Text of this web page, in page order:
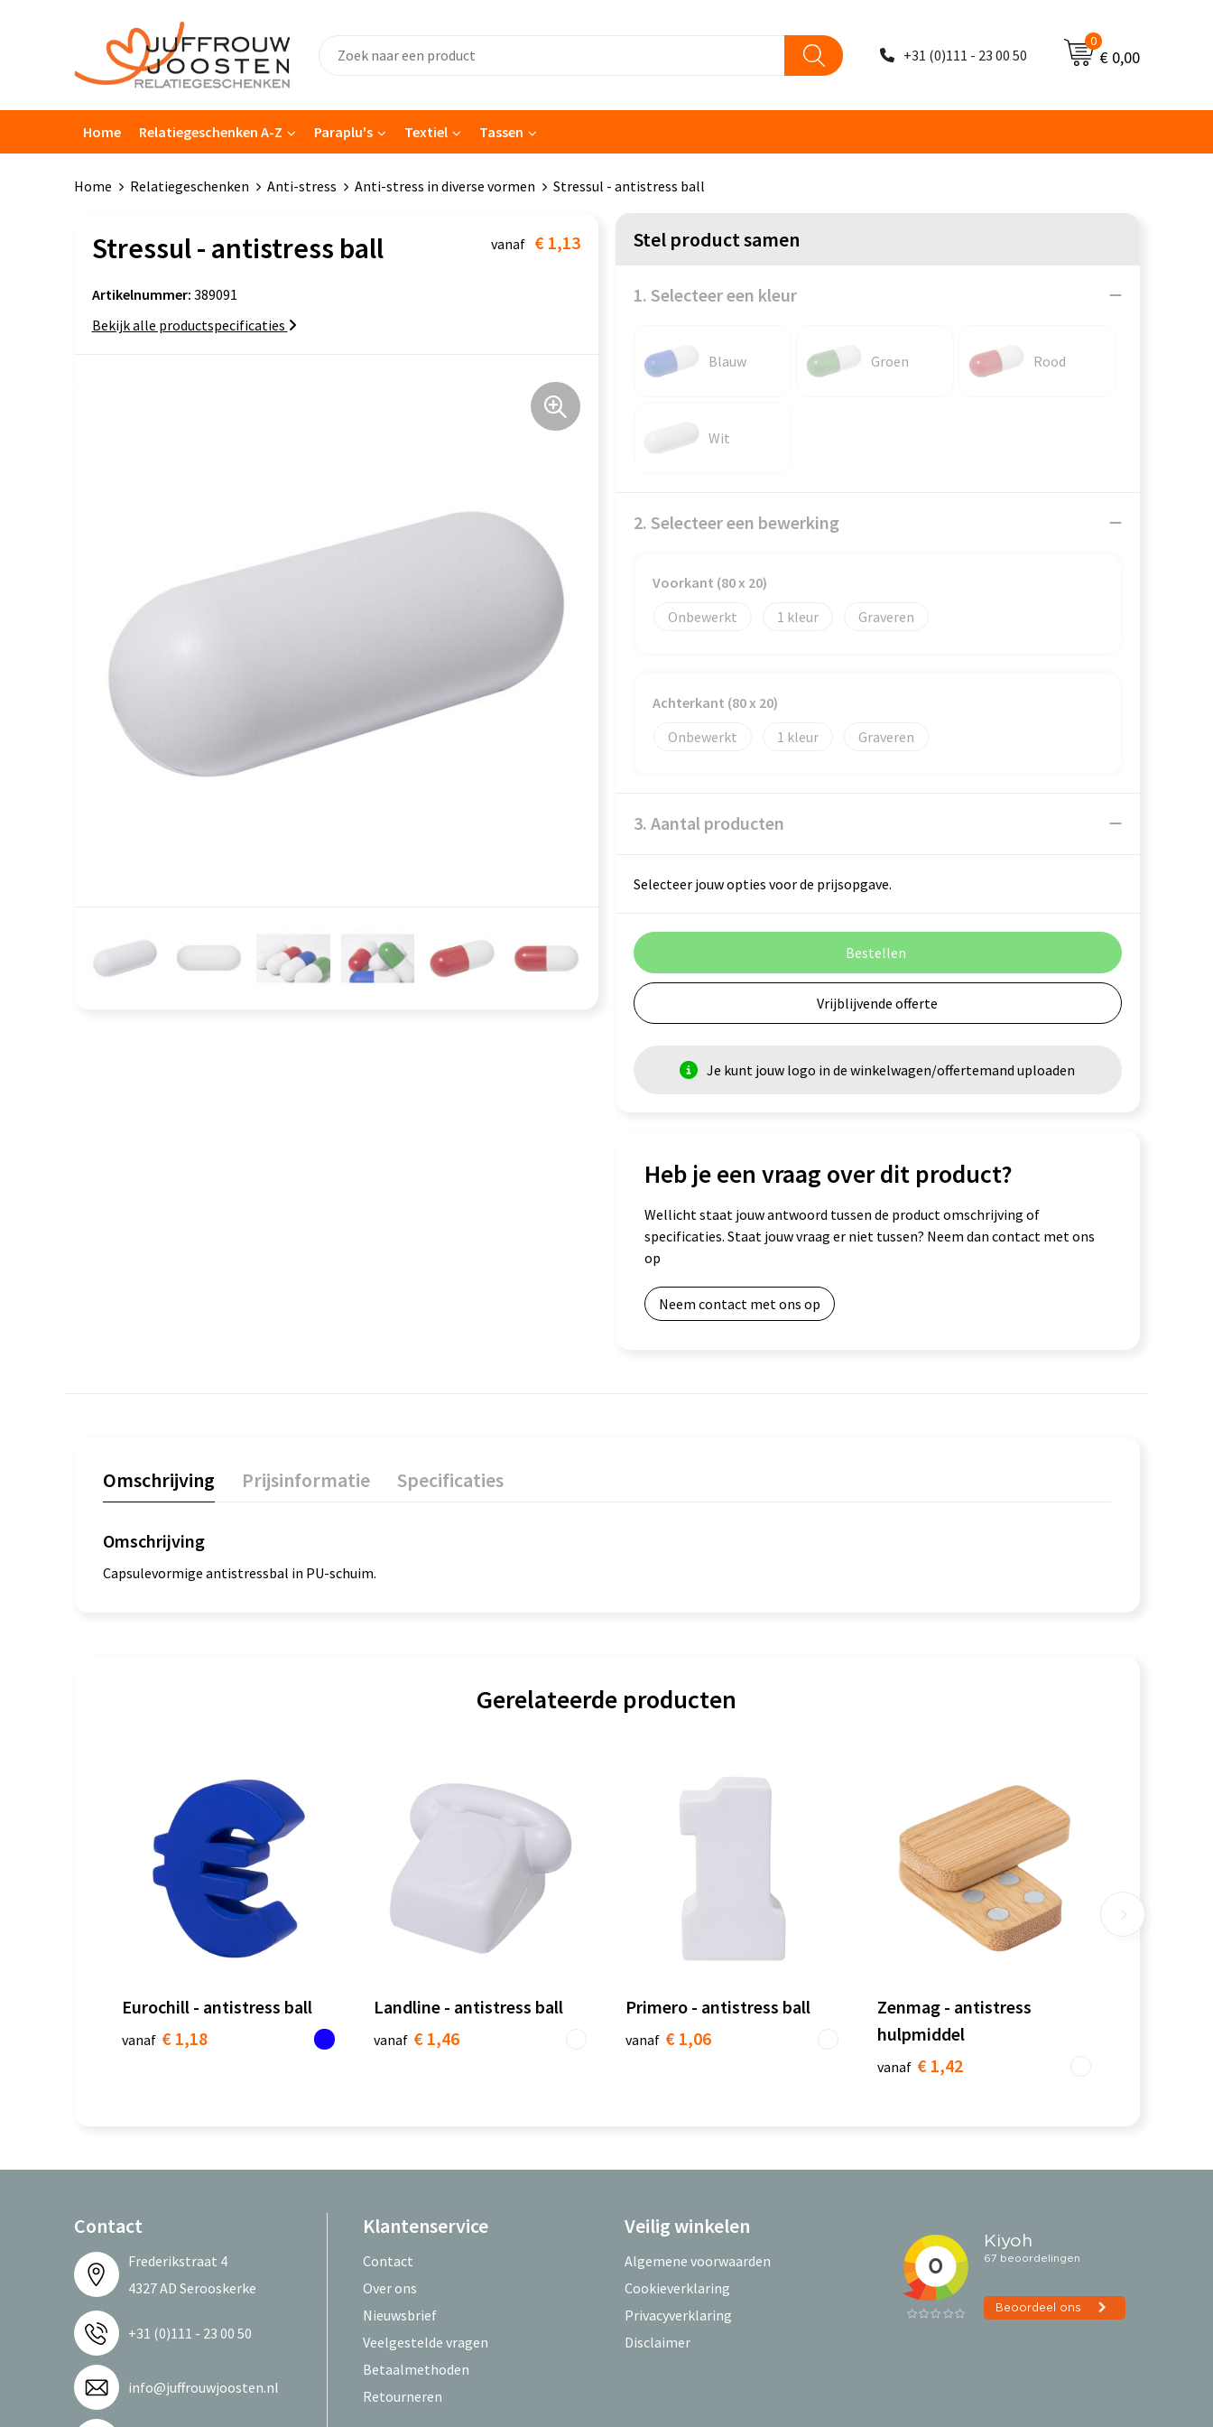
+31 (0)111 - 23 00 50
0
€ 0,00
Home Relatiegeschenken A-Z Paraplu's Textiel Tassen
Home Relatiegeschenken Anti-stress Anti-stress in diverse vormen Stressul - antistress ball
Stressul - antistress ball vanaf € 1,13
Artikelnummer: 389091
Bekijk alle productspecificaties
Stel product samen
1. Selecteer een kleur
Blauw Groen Rood
Wit
2. Selecteer een bewerking
Voorkant (80 x 20)
Onbewerkt
1 Graveren
Achterkant (80 x 20)
Onbewerkt
1 Graveren
3. Aantal producten
Selecteer jouw opties voor de prijsopgave.
Bestellen
Vrijblijvende offerte
Je kunt jouw logo in de winkelwagen/offertemand uploaden
Heb je een vraag over dit product?
Wellicht staat jouw antwoord tussen de product omschrijving of
specificaties. Staat jouw vraag er niet tussen? Neem dan contact met ons
op
Neem contact met ons op
Omschrijving Prijsinformatie Specificaties
Omschrijving
Capsulevormige antistressbal in PU-schuim.
Gerelateerde producten
Eurochill - antistress ball
vanaf € 1,18
Landline - antistress ball
vanaf € 1,46
Primero - antistress ball
vanaf € 1,06
Zenmag - antistress
hulpmiddel
vanaf € 1,42
Contact
Frederikstraat 4
4327 AD Serooskerke
+31 (0)111 - 23 00 50
info@juffrouwjoosten.nl
Klantenservice
Contact
Over ons
Nieuwsbrief
Veelgestelde vragen
Betaalmethoden
Retourneren
Veilig winkelen
Algemene voorwaarden
Cookieverklaring
Privacyverklaring
Disclaimer